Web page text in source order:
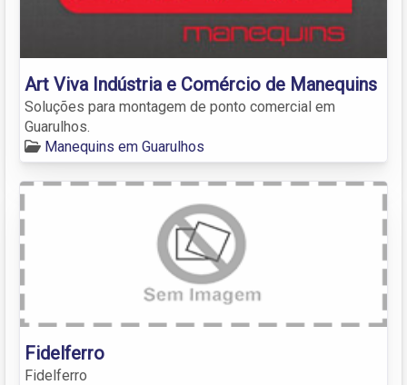
Art Viva Indústria e Comércio de Manequins
Soluções para montagem de ponto comercial em
Guarulhos.
Manequins em Guarulhos
Fidelferro
Fidelferro